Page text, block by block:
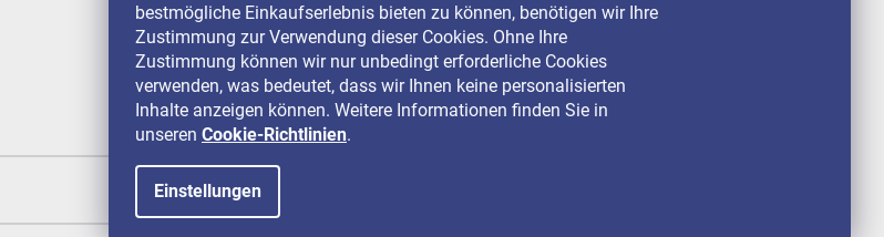
bestmögliche Einkaufserlebnis bieten zu können, benötigen wir Ihre
Zustimmung zur Verwendung dieser Cookies. Ohne Ihre
Zustimmung können wir nur unbedingt erforderliche Cookies
verwenden, was bedeutet, dass wir Ihnen keine personalisierten
Inhalte anzeigen können. Weitere Informationen finden Sie in
unseren Cookie-Richtlinien.
Einstellungen